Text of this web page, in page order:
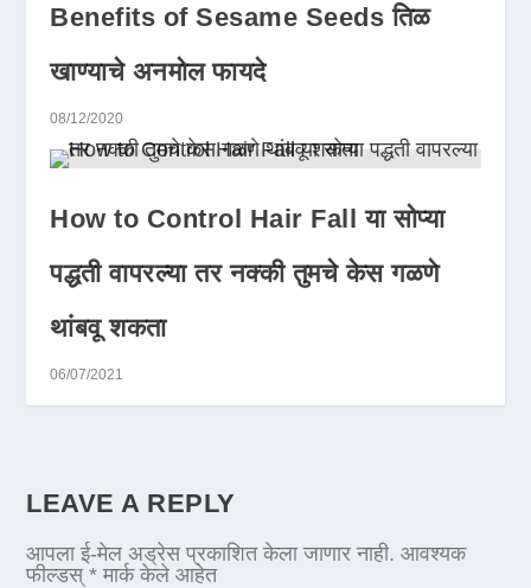
Benefits of Sesame Seeds तिळ
खाण्याचे अनमोल फायदे
08/12/2020
How to Control Hair Fall या सोप्या
पद्धती वापरल्या तर नक्की तुमचे केस गळणे
थांबवू शकता
06/07/2021
LEAVE A REPLY
आपला ई-मेल अड्रेस प्रकाशित केला जाणार नाही. आवश्यक
फील्डस्* मार्क केले आहेत